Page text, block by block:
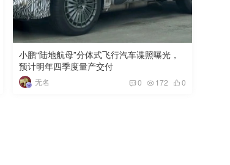
小鹏“陆地航母”分体式飞行汽车谍照曝光，
预计明年四季度量产交付
无名 0 172 0